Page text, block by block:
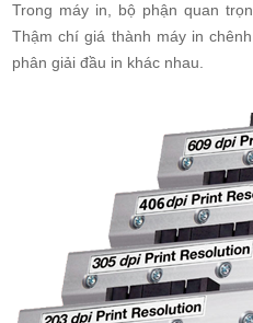
Trong máy in, bộ phận quan
Thậm chí giá thành máy in
phân giải đầu in khác nhau.